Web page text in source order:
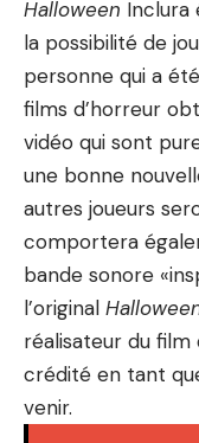
Halloween Inclura
la possibilité de
personne qui a
films d’horreur
vidéo qui sont
une bonne
autres joueurs
comportera
bande sonore
l’original
réalisateur du film
crédité en tant
venir.